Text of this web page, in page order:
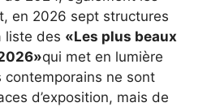
en 2026 sept structures
liste des «Les plus beaux
qui met en lumière
contemporains ne sont
d’exposition, mais de